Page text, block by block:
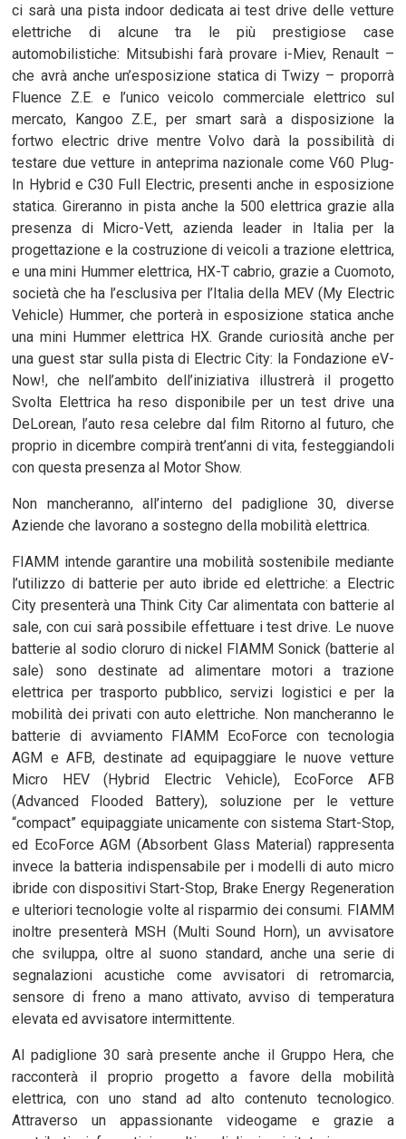
ci sarà una pista indoor dedicata ai test drive delle vetture
elettriche di alcune tra le più prestigiose case
automobilistiche: Mitsubishi farà provare i-Miev, Renault –
che avrà anche un’esposizione statica di Twizy – proporrà
Fluence Z.E. e l’unico veicolo commerciale elettrico sul
mercato, Kangoo Z.E., per smart sarà a disposizione la
fortwo electric drive mentre Volvo darà la possibilità di
testare due vetture in anteprima nazionale come V60 Plug-
In Hybrid e C30 Full Electric, presenti anche in esposizione
statica. Gireranno in pista anche la 500 elettrica grazie alla
presenza di Micro-Vett, azienda leader in Italia per la
progettazione e la costruzione di veicoli a trazione elettrica,
e una mini Hummer elettrica, HX-T cabrio, grazie a Cuomoto,
società che ha l’esclusiva per l’Italia della MEV (My Electric
Vehicle) Hummer, che porterà in esposizione statica anche
una mini Hummer elettrica HX. Grande curiosità anche per
una guest star sulla pista di Electric City: la Fondazione eV-
Now!, che nell’ambito dell’iniziativa illustrerà il progetto
Svolta Elettrica ha reso disponibile per un test drive una
DeLorean, l’auto resa celebre dal film Ritorno al futuro, che
proprio in dicembre compirà trent’anni di vita, festeggiandoli
con questa presenza al Motor Show.
Non mancheranno, all’interno del padiglione 30, diverse
Aziende che lavorano a sostegno della mobilità elettrica.
FIAMM intende garantire una mobilità sostenibile mediante
l’utilizzo di batterie per auto ibride ed elettriche: a Electric
City presenterà una Think City Car alimentata con batterie al
sale, con cui sarà possibile effettuare i test drive. Le nuove
batterie al sodio cloruro di nickel FIAMM Sonick (batterie al
sale) sono destinate ad alimentare motori a trazione
elettrica per trasporto pubblico, servizi logistici e per la
mobilità dei privati con auto elettriche. Non mancheranno le
batterie di avviamento FIAMM EcoForce con tecnologia
AGM e AFB, destinate ad equipaggiare le nuove vetture
Micro HEV (Hybrid Electric Vehicle), EcoForce AFB
(Advanced Flooded Battery), soluzione per le vetture
“compact” equipaggiate unicamente con sistema Start-Stop,
ed EcoForce AGM (Absorbent Glass Material) rappresenta
invece la batteria indispensabile per i modelli di auto micro
ibride con dispositivi Start-Stop, Brake Energy Regeneration
e ulteriori tecnologie volte al risparmio dei consumi. FIAMM
inoltre presenterà MSH (Multi Sound Horn), un avvisatore
che sviluppa, oltre al suono standard, anche una serie di
segnalazioni acustiche come avvisatori di retromarcia,
sensore di freno a mano attivato, avviso di temperatura
elevata ed avvisatore intermittente.
Al padiglione 30 sarà presente anche il Gruppo Hera, che
racconterà il proprio progetto a favore della mobilità
elettrica, con uno stand ad alto contenuto tecnologico.
Attraverso un appassionante videogame e grazie a